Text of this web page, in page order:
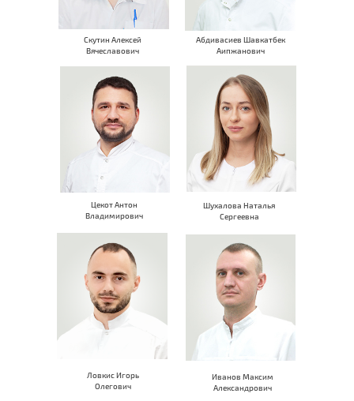
Шухалова Наталья
Сергеевна
Ловкис Игорь
Олегович
Абдивасиев Шавкатбек
Аипжанович
Цекот Антон
Владимирович
Иванов Максим
Александрович
Скутин Алексей
Вячеславович